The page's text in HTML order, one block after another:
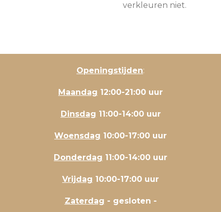
verkleuren niet.
Openingstijden:
Maandag 12:00-21:00 uur
Dinsdag 11:00-14:00 uur
Woensdag 10:00-17:00 uur
Donderdag 11:00-14:00 uur
Vrijdag 10:00-17:00 uur
Zaterdag - gesloten -